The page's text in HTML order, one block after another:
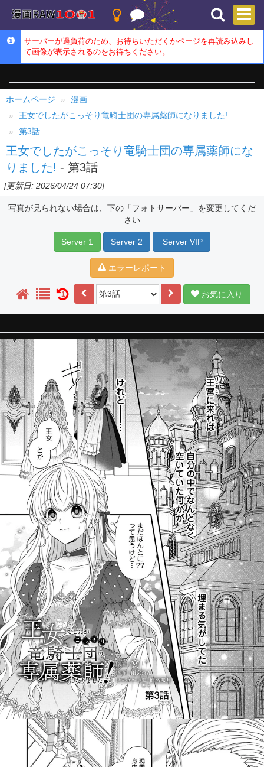
サーバーが過負荷のため、お待ちいただくかページを再読み込みし
て画像が表示されるのをお待ちください。
ホームページ
漫画
王女でしたがこっそり竜騎士団の専属薬師になりました!
第3話
王女でしたがこっそり竜騎士団の専属薬師にな
りました! - 第3話
[更新日: 2026/04/24 07:30]
写真が見られない場合は、下の「フォトサーバー」を変更してくだ
さい
Server 1 Server 2 Server VIP
エラーレポート
1 お気に入り